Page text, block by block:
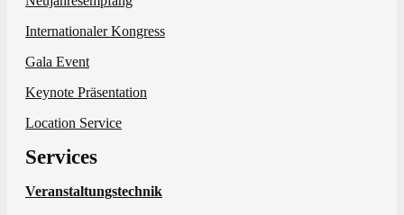
Internationaler Kongress
Gala Event
Keynote Präsentation
Location Service
Services
Veranstaltungstechnik